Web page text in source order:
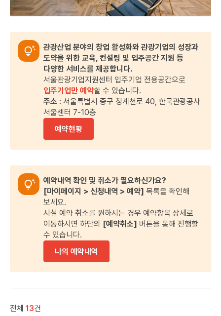
관광산업 분야의 창업 활성화와 관광기업의 성장과
도약을 위한 교육, 컨설팅 및 입주공간 지원 등
다양한 서비스를 제공합니다.
서울관광기업지원센터 입주기업 전용공간으로
입주기업만 예약할 수 있습니다.
주소 : 서울특별시 중구 청계천로 40, 한국관광공사
서울센터 7-10층
예약현황
예약내역 확인 및 취소가 필요하신가요?
[마이페이지 > 신청내역 > 예약] 목록을 확인해
보세요.
시설 예약 취소를 원하시는 경우 예약항목 상세로
이동하시면 하단의 [예약취소] 버튼을 통해 진행할
수 있습니다.
나의 예약내역
전체 13건